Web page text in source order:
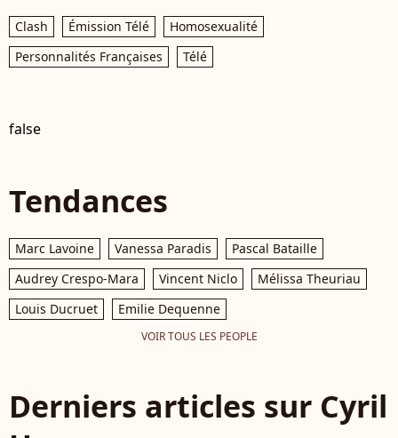
Clash Émission Télé
Homosexualité
Personnalités Françaises
Télé
false
Tendances
Marc Lavoine Vanessa Paradis
Pascal Bataille
Audrey Crespo-Mara
Vincent Niclo
Mélissa Theuriau
Louis Ducruet
Emilie Dequenne
VOIR TOUS LES PEOPLE
Derniers articles sur Cyril